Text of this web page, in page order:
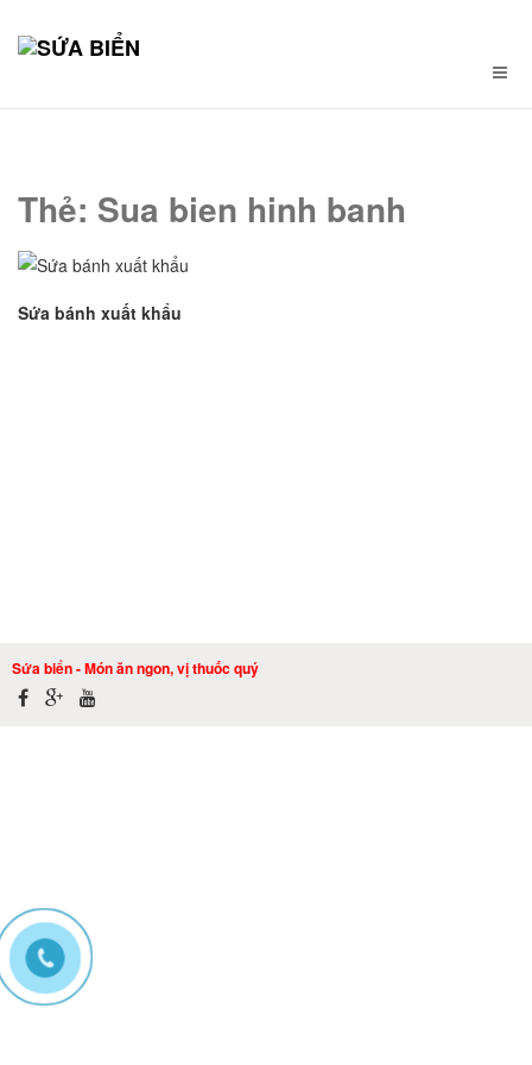
Thẻ: Sua bien hinh banh
Sứa bánh xuất khẩu
Sứa biển - Món ăn ngon, vị thuốc quý